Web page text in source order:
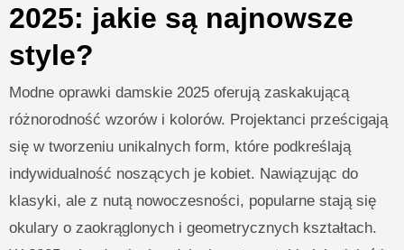
2025: jakie są najnowsze
style?
Modne oprawki damskie 2025 oferują zaskakującą
różnorodność wzorów i kolorów. Projektanci prześcigają
się w tworzeniu unikalnych form, które podkreślają
indywidualność noszących je kobiet. Nawiązując do
klasyki, ale z nutą nowoczesności, popularne stają się
okulary o zaokrąglonych i geometrycznych kształtach.